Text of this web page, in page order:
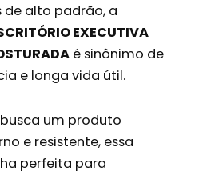
alto padrão, a
EXECUTIVA
é sinônimo de
e longa vida útil.
um produto
e resistente, essa
perfeita para